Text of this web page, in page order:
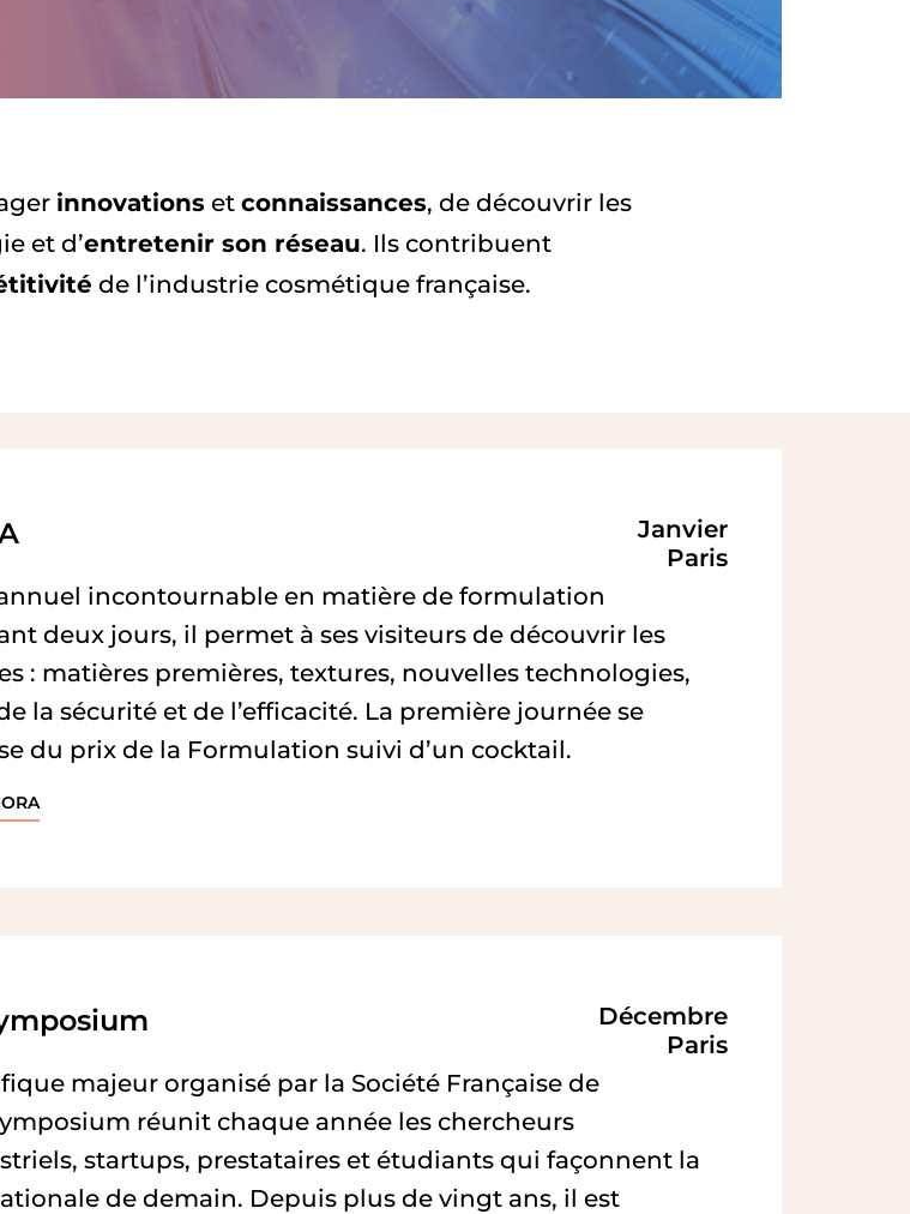
innovations et connaissances, de découvrir les
et d’entretenir son réseau. Ils contribuent
de l’industrie cosmétique française.
Janvier
Paris
annuel incontournable en matière de formulation
deux jours, il permet à ses visiteurs de découvrir les
: matières premières, textures, nouvelles technologies,
la sécurité et de l’efficacité. La première journée se
du prix de la Formulation suivi d’un cocktail.
Décembre
Paris
majeur organisé par la Société Française de
réunit chaque année les chercheurs
startups, prestataires et étudiants qui façonnent la
de demain. Depuis plus de vingt ans, il est